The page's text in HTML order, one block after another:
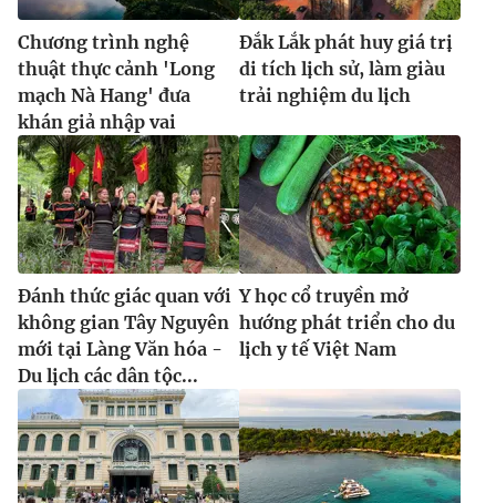
Chương trình nghệ
thuật thực cảnh 'Long
mạch Nà Hang' đưa
khán giả nhập vai
Đắk Lắk phát huy giá trị
di tích lịch sử, làm giàu
trải nghiệm du lịch
Đánh thức giác quan với
không gian Tây Nguyên
mới tại Làng Văn hóa -
Du lịch các dân tộc...
Y học cổ truyền mở
hướng phát triển cho du
lịch y tế Việt Nam